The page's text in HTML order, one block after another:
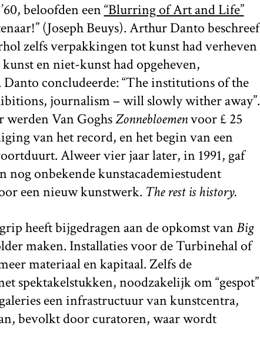
beloofden een“Blurring of Art and Life”
(Joseph Beuys). Arthur Danto beschreef
zelfs verpakkingen tot kunst had verheven
en niet-kunst had opgeheven,
concludeerde: “The institutions of the
journalism – will slowly wither away”.
werden Van GoghsZonnebloemenvoor £ 25
van het record, en het begin van een
Alweer vier jaar later, in 1991, gaf
nog onbekende kunstacademiestudent
een nieuw kunstwerk. The rest is history.
heeft bijgedragen aan de opkomst vanBig
maken. Installaties voor de Turbinehal of
materiaal en kapitaal. Zelfs de
spektakelstukken, noodzakelijk om “gespot”
een infrastructuur van kunstcentra,
bevolkt door curatoren, waar wordt